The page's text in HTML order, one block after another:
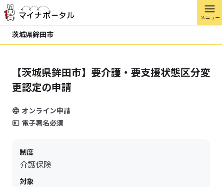
メニュー
茨城県鉾田市
【茨城県鉾田市】要介護・要支援状態区分変
更認定の申請
オンライン申請
電子署名必須
制度
介護保険
対象